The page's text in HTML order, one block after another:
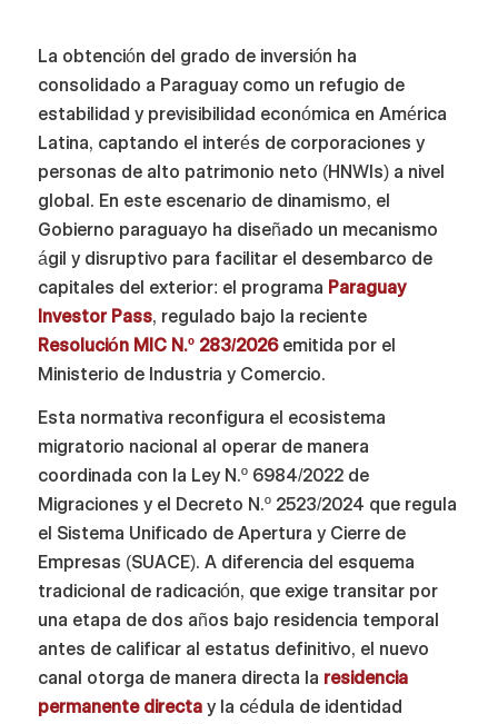
La obtención del grado de inversión ha
consolidado a Paraguay como un refugio de
estabilidad y previsibilidad económica en América
Latina, captando el interés de corporaciones y
personas de alto patrimonio neto (HNWIs) a nivel
global. En este escenario de dinamismo, el
Gobierno paraguayo ha diseñado un mecanismo
ágil y disruptivo para facilitar el desembarco de
capitales del exterior: el programa Paraguay
Investor Pass, regulado bajo la reciente
Resolución MIC N.º 283/2026emitida por el
Ministerio de Industria y Comercio.
Esta normativa reconfigura el ecosistema
migratorio nacional al operar de manera
coordinada con la Ley N.º 6984/2022 de
Migraciones y el Decreto N.º 2523/2024 que regula
el Sistema Unificado de Apertura y Cierre de
Empresas (SUACE). A diferencia del esquema
tradicional de radicación, que exige transitar por
una etapa de dos años bajo residencia temporal
antes de calificar al estatus definitivo, el nuevo
canal otorga de manera directa la residencia
permanente directay la cédula de identidad